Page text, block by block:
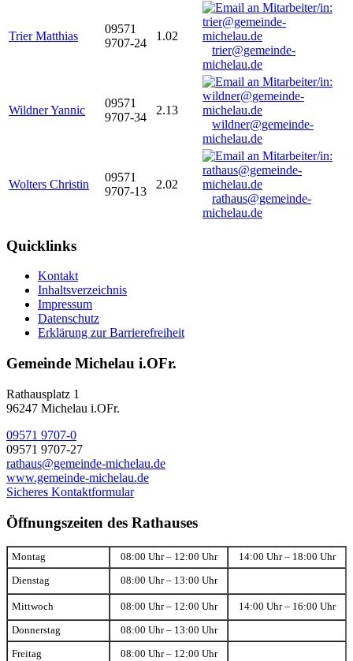
Trier Matthias
09571
9707-24
1.02
trier@gemeinde-
michelau.de
Wildner Yannic
09571
9707-34
2.13
wildner@gemeinde-
michelau.de
Wolters Christin
09571
9707-13
2.02
rathaus@gemeinde-
michelau.de
Quicklinks
Kontakt
Inhaltsverzeichnis
Impressum
Datenschutz
Erklärung zur Barrierefreiheit
Gemeinde Michelau i.OFr.
Rathausplatz 1
96247 Michelau i.OFr.
09571 9707-0
09571 9707-27
rathaus@gemeinde-michelau.de
www.gemeinde-michelau.de
Sicheres Kontaktformular
Öffnungszeiten des Rathauses
Montag 08:00 Uhr – 12:00 Uhr 14:00 Uhr – 18:00 Uhr
Dienstag 08:00 Uhr – 13:00 Uhr
Mittwoch 08:00 Uhr – 12:00 Uhr 14:00 Uhr – 16:00 Uhr
Donnerstag 08:00 Uhr – 13:00 Uhr
Freitag 08:00 Uhr – 12:00 Uhr